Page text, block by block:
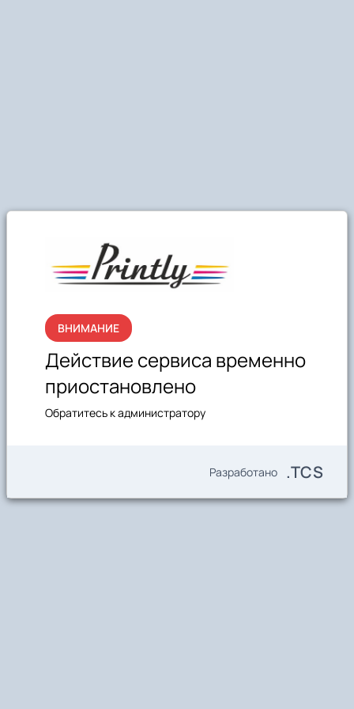
ВНИМАНИЕ
Действие сервиса временно
приостановлено
Обратитесь к администратору
Разработано .TCS